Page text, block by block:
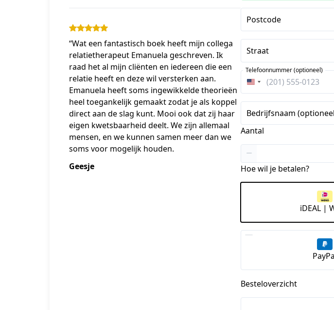
“Wat een fantastisch boek heeft mijn collega
relatietherapeut Emanuela geschreven. Ik
raad het al mijn cliënten en iedereen die een
relatie heeft en deze wil versterken aan.
Emanuela heeft soms ingewikkelde theorieën
heel toegankelijk gemaakt zodat je als koppel
direct aan de slag kunt. Mooi ook dat zij haar
eigen kwetsbaarheid deelt. We zijn allemaal
mensen, en we kunnen samen meer dan we
soms voor mogelijk houden.
Geesje
Postcode
Straat
Verenigde
Staten
+1
Telefoonnummer (optioneel)
Bedrijfsnaam
Aantal
Hoe wil je betalen?
iDEAL |
Besteloverzicht